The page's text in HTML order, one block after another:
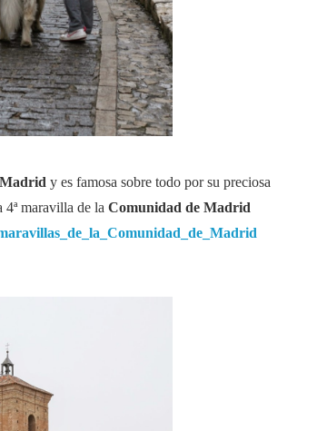
Madrid y es famosa sobre todo por su preciosa
4ª maravilla de la Comunidad de Madrid